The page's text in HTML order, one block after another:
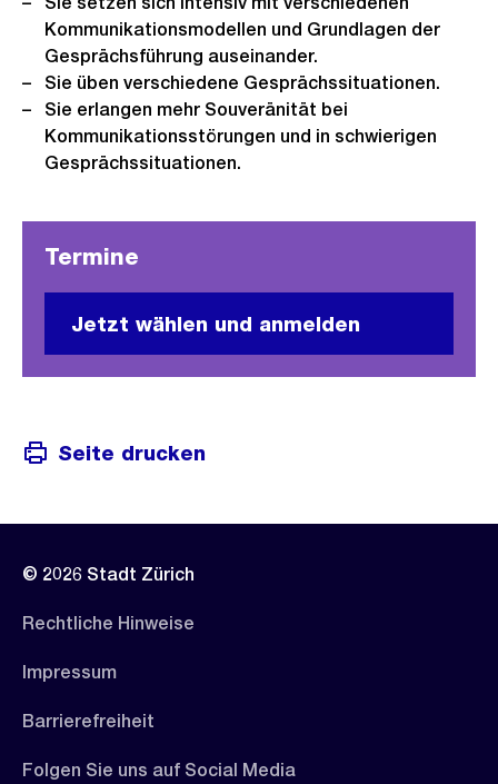
Kommunikationsmodellen und Grundlagen der
Gesprächsführung auseinander.
Sie üben verschiedene Gesprächssituationen.
Sie erlangen mehr Souveränität bei
Kommunikationsstörungen und in schwierigen
Gesprächssituationen.
Termine
Jetzt wählen und anmelden
Seite drucken
© 2026 Stadt Zürich
Rechtliche Hinweise
Impressum
Barrierefreiheit
Folgen Sie uns auf Social Media